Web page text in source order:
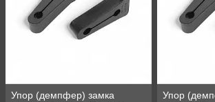
Упор (демпфер) замка
Упор